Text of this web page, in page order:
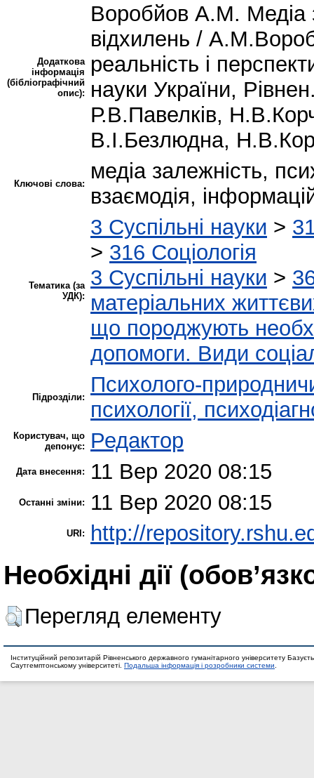
Додаткова
інформація
(бібліографічний
опис):
Воробйов А.М. Медіа
відхилень /
реальність і
науки України,
Р.В.Павелків,
В.І.Безлюдна,
Ключові слова:
медіа залежність,
взаємодія,
Тематика (за
УДК):
3 Суспільні науки >
> 316 Соціологія
3 Суспільні науки >
матеріальних
що породжують
допомоги. Види
Підрозділи:
Психолого-
психології,
Користувач, що
депонує:
Редактор
Дата внесення: 11 Вер 2020 08:15
Останні зміни: 11 Вер 2020 08:15
URI: http://
Необхідні дії
Перегляд елементу
Інституційний репозитарій Рівненського державного гуманітарного університету
Саутгемптонському університеті. Подальша інформація і розробники системи